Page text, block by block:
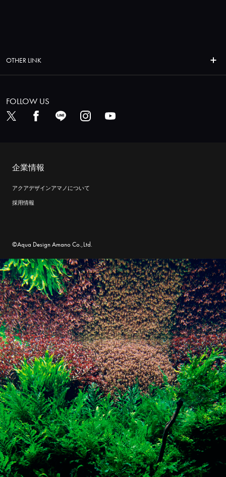
OTHER LINK
FOLLOW US
企業情報
アクアデザインアマノについて
採用情報
©Aqua Design Amano Co.,Ltd.